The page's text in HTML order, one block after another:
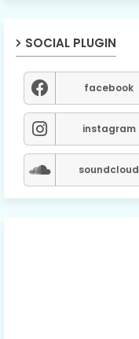
SOCIAL PLUGIN
facebook
instagram
soundcloud